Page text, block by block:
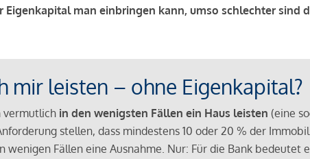
Eigenkapital man einbringen kann, umso schlechter sind
mir leisten – ohne Eigenkapital?
vermutlich in den wenigsten Fällen ein Haus leisten (eine
stellen, dass mindestens 10 oder 20 % der
wenigen Fällen eine Ausnahme. Nur: Für die Bank bedeutet